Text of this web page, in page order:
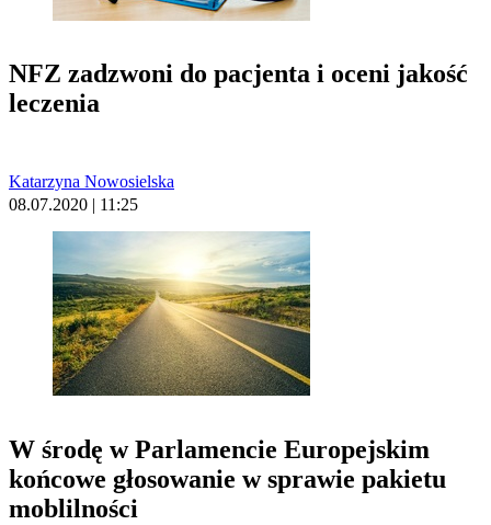
NFZ zadzwoni do pacjenta i oceni jakość
leczenia
Katarzyna Nowosielska
08.07.2020 | 11:25
W środę w Parlamencie Europejskim
końcowe głosowanie w sprawie pakietu
moblilności